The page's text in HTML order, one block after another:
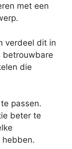
met een
verdeel dit in
betrouwbare
die
passen.
beter te
hebben.